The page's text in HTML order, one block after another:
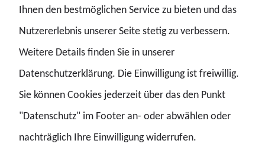
21.07.2026 | Story
Alkoholverbote in Bahnhöfen muss die
Kriminalität
14.07.2026 | Story
Ihnen den bestmöglichen Service zu bieten und das
Nutzererlebnis unserer Seite stetig zu verbessern.
Weitere Details finden Sie in unserer
Datenschutzerklärung. Die Einwilligung ist freiwillig.
Sie können Cookies jederzeit über das den Punkt
"Datenschutz" im Footer an- oder abwählen oder
nachträglich Ihre Einwilligung widerrufen.